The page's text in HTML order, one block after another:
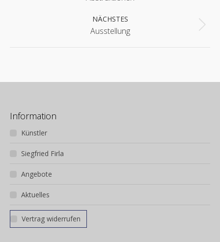
NÄCHSTES
Nächstes
Ausstellung
Information
Künstler
Siegfried Firla
Angebote
Aktuelles
Vertrag widerrufen